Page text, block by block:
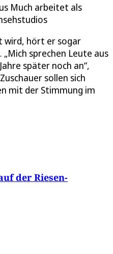
Much arbeitet als
wird, hört er sogar
sprechen Leute aus
später noch an“,
sollen sich
mit der Stimmung im
der Riesen-